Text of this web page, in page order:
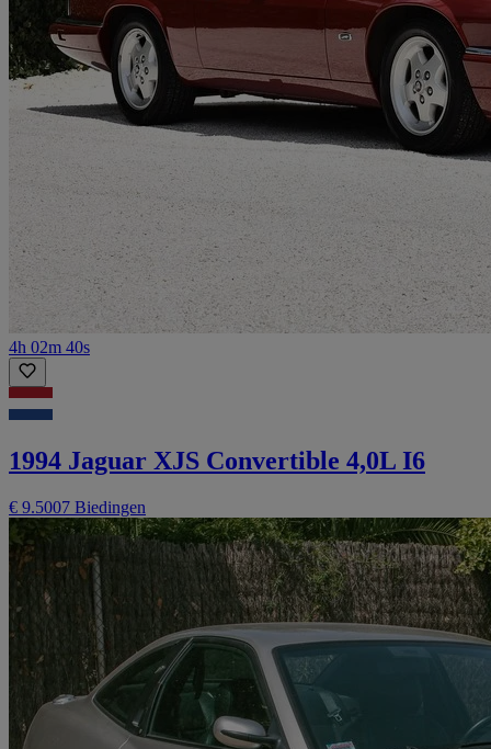
4h 02m 40s
1994 Jaguar XJS Convertible 4,0L I6
€ 9.5007 Biedingen